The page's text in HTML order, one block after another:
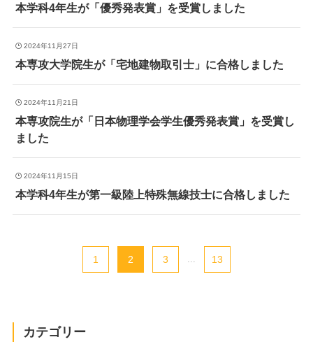
本学科4年生が「優秀発表賞」を受賞しました
2024年11月27日
本専攻大学院生が「宅地建物取引士」に合格しました
2024年11月21日
本専攻院生が「日本物理学会学生優秀発表賞」を受賞し
ました
2024年11月15日
本学科4年生が第一級陸上特殊無線技士に合格しました
1 2 3 ... 13
カテゴリー